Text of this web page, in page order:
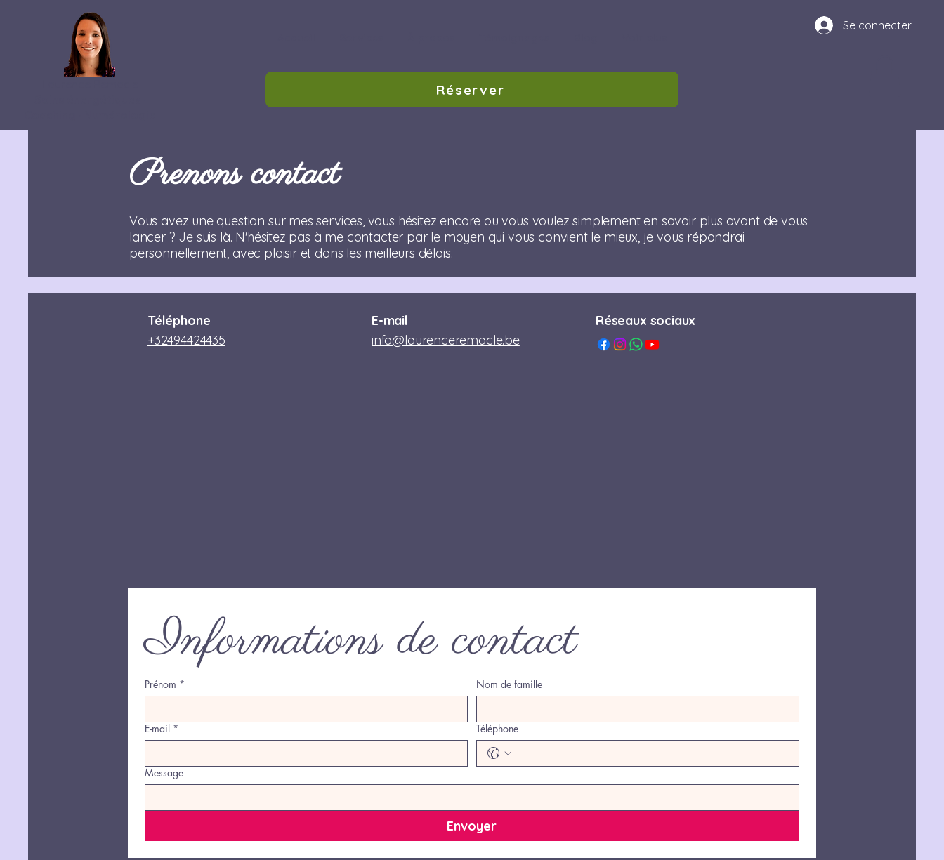
Réserver
Se connecter
Prenons contact
Vous avez une question sur mes services, vous hésitez encore ou vous voulez simplement en savoir plus avant de vous
lancer ? Je suis là. N'hésitez pas à me contacter par le moyen qui vous convient le mieux, je vous répondrai
personnellement, avec plaisir et dans les meilleurs délais.
Téléphone
+32494424435
E-mail
info@laurenceremacle.be
Réseaux sociaux
Informations de contact
Prénom * Nom de famille
E-mail * Téléphone
Message
Envoyer